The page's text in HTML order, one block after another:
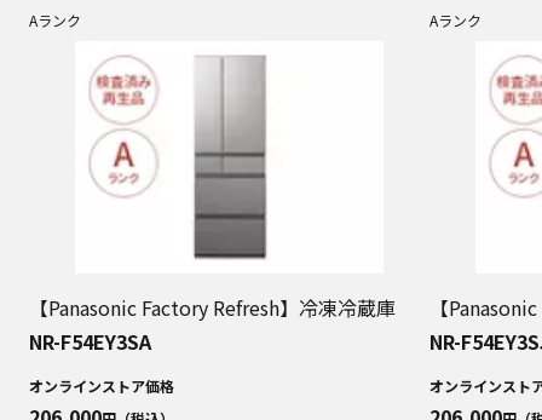
Aランク
【Panasonic Factory Refresh】冷凍冷蔵庫
NR-F54EY3SA
オンラインストア価格
Aランク
【
NR-
オンラインスト